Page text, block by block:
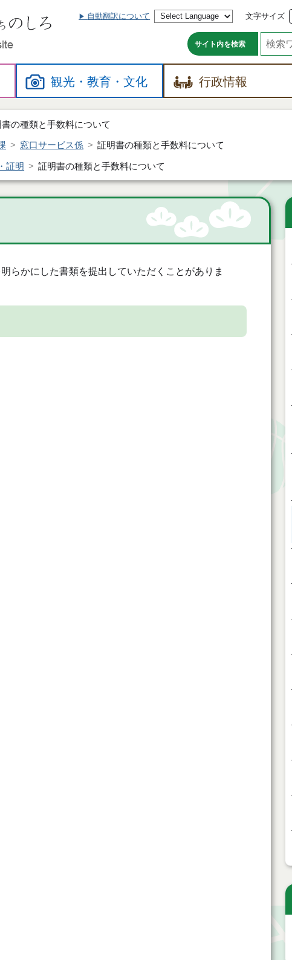
自動翻訳について 文字サイズ
サイト内を検索
観光・教育・文化 行政情報
の種類と手数料について
窓口サービス係 証明書の種類と手数料について
証明 証明書の種類と手数料について
らかにした書類を提出していただくことがありま